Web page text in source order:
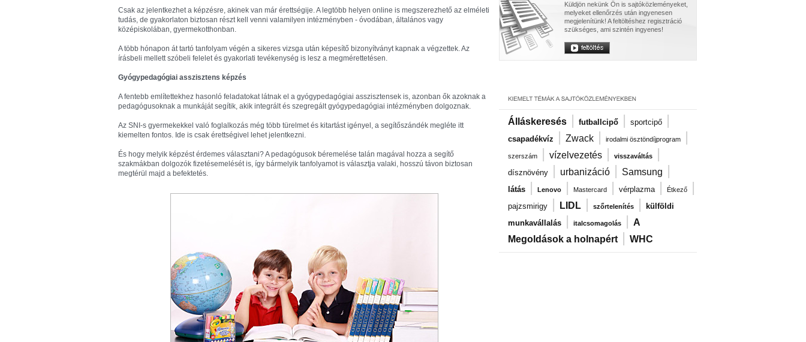
Csak az jelentkezhet a képzésre, akinek van már érettségije. A legtöbb helyen online is megszerezhető az elméleti
tudás, de gyakorlaton biztosan részt kell venni valamilyen intézményben - óvodában, általános vagy
középiskolában, gyermekotthonban.
A több hónapon át tartó tanfolyam végén a sikeres vizsga után képesítő bizonyítványt kapnak a végzettek. Az
írásbeli mellett szóbeli felelet és gyakorlati tevékenység is lesz a megmérettetésen.
Gyógypedagógiai asszisztens képzés
A fentebb említettekhez hasonló feladatokat látnak el a gyógypedagógiai asszisztensek is, azonban ők azoknak a
pedagógusoknak a munkáját segítik, akik integrált és szegregált gyógypedagógiai intézményben dolgoznak.
Az SNI-s gyermekekkel való foglalkozás még több türelmet és kitartást igényel, a segítőszándék megléte itt
kiemelten fontos. Ide is csak érettségivel lehet jelentkezni.
És hogy melyik képzést érdemes választani? A pedagógusok béremelése talán magával hozza a segítő
szakmákban dolgozók fizetésemelését is, így bármelyik tanfolyamot is választja valaki, hosszú távon biztosan
megtérül majd a befektetés.
Küldjön nekünk Ön is sajtóközleményeket,
melyeket ellenőrzés után ingyenesen
megjelenítünk! A feltöltéshez regisztráció
szükséges, ami szintén ingyenes!
Álláskeresés | futballcipő | sportcipő |
csapadékvíz | Zwack | irodalmi ösztöndíjprogram |
szerszám | vízelvezetés | visszaváltás |
dísznövény | urbanizáció | Samsung |
látás | Lenovo | Mastercard | vérplazma | Étkező |
pajzsmirigy | LIDL | szőrtelenítés |
külföldi
munkavállalás | italcsomagolás | A
Megoldások a holnapért | WHC